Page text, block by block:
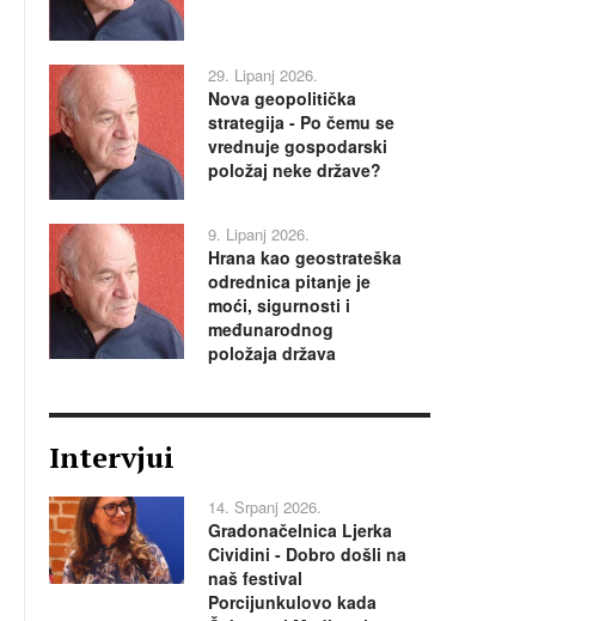
29. Lipanj 2026.
Nova geopolitička
strategija - Po čemu se
vrednuje gospodarski
položaj neke države?
9. Lipanj 2026.
Hrana kao geostrateška
odrednica pitanje je
moći, sigurnosti i
međunarodnog
položaja država
Intervjui
14. Srpanj 2026.
Gradonačelnica Ljerka
Cividini - Dobro došli na
naš festival
Porcijunkulovo kada